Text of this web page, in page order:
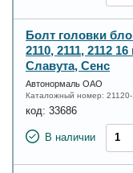
Болт головки
2110, 2111, 2112
Славута, Сенс
Автонормаль ОАО
Каталожный номер:
код: 33686
В наличии